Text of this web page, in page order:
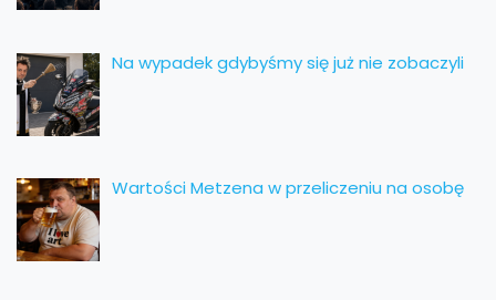
Na wypadek gdybyśmy się już nie zobaczyli
Wartości Metzena w przeliczeniu na osobę